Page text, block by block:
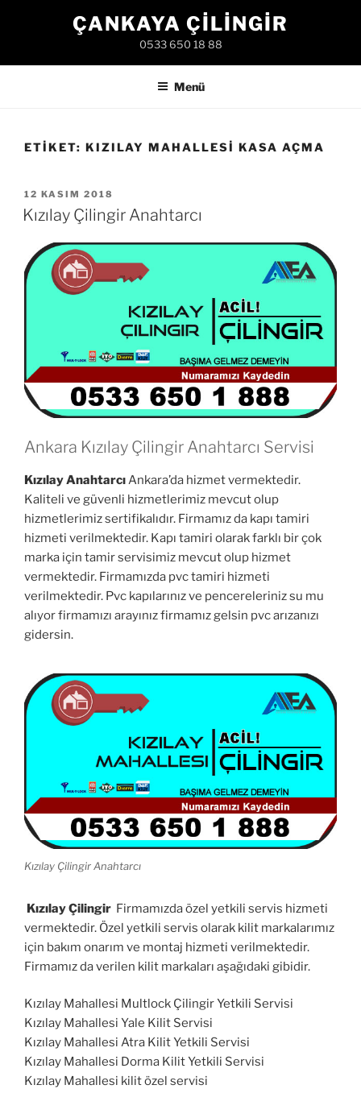
ÇANKAYA ÇILINGIR
0533 650 18 88
Menü
ETIKET: KIZILAY MAHALLESI KASA AÇMA
YAYIM
TARIHI
12 KASIM 2018
Kızılay Çilingir Anahtarcı
Ankara Kızılay Çilingir Anahtarcı Servisi
Kızılay AnahtarcıAnkara’da hizmet vermektedir.
Kaliteli ve güvenli hizmetlerimiz mevcut olup
hizmetlerimiz sertifikalıdır. Firmamız da kapı tamiri
hizmeti verilmektedir. Kapı tamiri olarak farklı bir çok
marka için tamir servisimiz mevcut olup hizmet
vermektedir. Firmamızda pvc tamiri hizmeti
verilmektedir. Pvc kapılarınız ve pencereleriniz su mu
alıyor firmamızı arayınız firmamız gelsin pvc arızanızı
gidersin.
Kızılay Çilingir Anahtarcı
Kızılay Çilingir Firmamızda özel yetkili servis hizmeti
vermektedir. Özel yetkili servis olarak kilit markalarımız
için bakım onarım ve montaj hizmeti verilmektedir.
Firmamız da verilen kilit markaları aşağıdaki gibidir.
Kızılay Mahallesi Multlock Çilingir Yetkili Servisi
Kızılay Mahallesi Yale Kilit Servisi
Kızılay Mahallesi Atra Kilit Yetkili Servisi
Kızılay Mahallesi Dorma Kilit Yetkili Servisi
Kızılay Mahallesi kilit özel servisi